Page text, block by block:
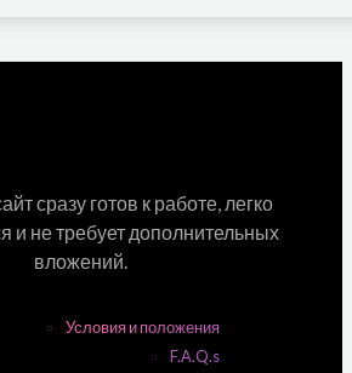
сразу готов к работе, легко
и не требует дополнительных
вложений.
Условия и положения
F.A.Q.s